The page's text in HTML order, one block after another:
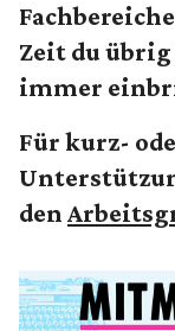
Zeit du
immer
Für kurz-
den